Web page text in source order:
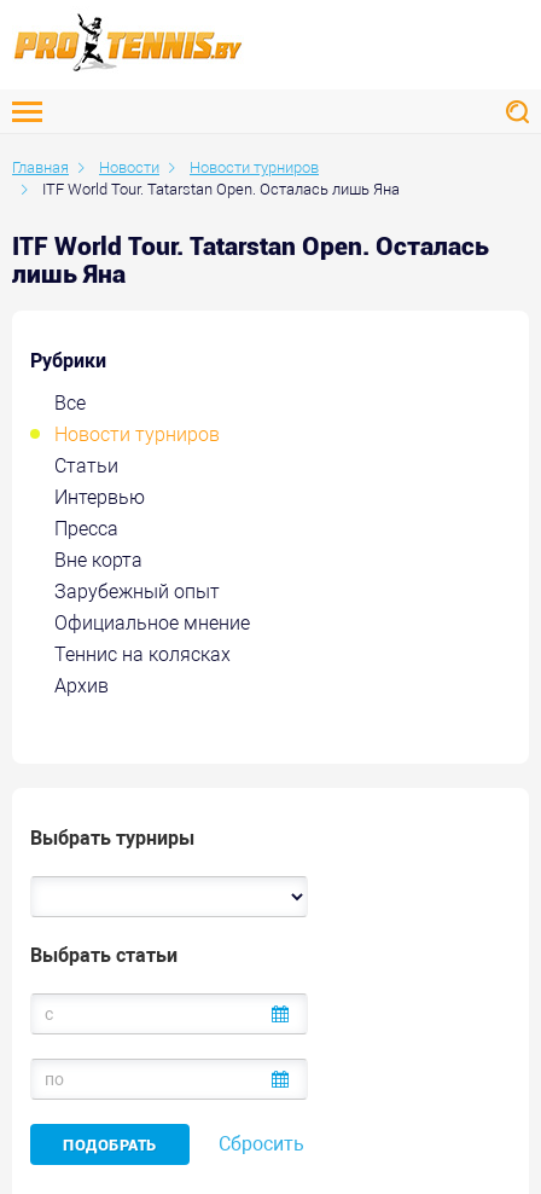
Главная Новости
Новости турниров
ITF World Tour. Tatarstan Open. Осталась лишь Яна
ITF World Tour. Tatarstan Open. Осталась
лишь Яна
Рубрики
Все
Новости турниров
Статьи
Интервью
Пресса
Вне корта
Зарубежный опыт
Официальное мнение
Теннис на колясках
Архив
Выбрать турниры
Выбрать статьи
Сбросить